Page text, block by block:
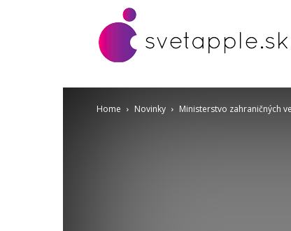
Home Novinky Ministerstvo zahraničných